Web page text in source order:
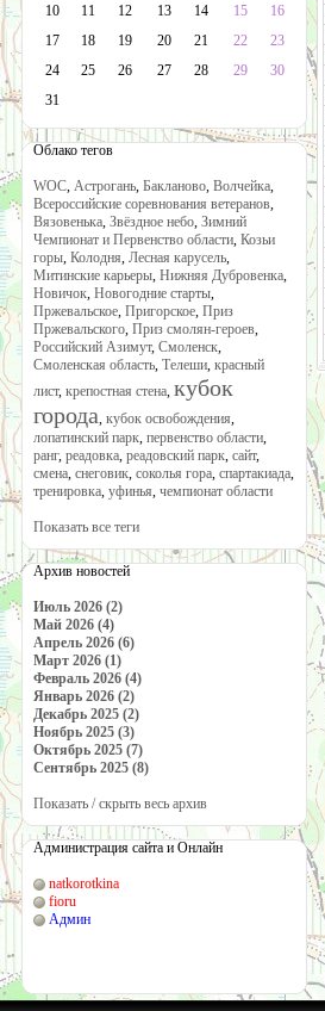
10
11 12 13 14 15
16
17
18 19 20 21 22
23
24
25 26 27 28 29
30
31
Облако тегов
WOC, Астрогань, Бакланово, Волчейка,
Всероссийские соревнования ветеранов,
Вязовенька, Звёздное небо, Зимний
Чемпионат и Первенство области, Козьи
горы, Колодня, Лесная карусель,
Митинские карьеры, Нижняя Дубровенка,
Новичок, Новогодние старты,
Пржевальское, Пригорское, Приз
Пржевальского, Приз смолян-героев,
Российский Азимут, Смоленск,
Смоленская область, Телеши, красный
лист, крепостная стена, кубок
города, кубок освобождения,
лопатинский парк, первенство области,
ранг, реадовка, реадовский парк, сайт,
смена, снеговик, соколья гора, спартакиада,
тренировка, уфинья, чемпионат области
Показать все теги
Архив новостей
Июль 2026 (2)
Май 2026 (4)
Апрель 2026 (6)
Март 2026 (1)
Февраль 2026 (4)
Январь 2026 (2)
Декабрь 2025 (2)
Ноябрь 2025 (3)
Октябрь 2025 (7)
Сентябрь 2025 (8)
Показать / скрыть весь архив
Администрация сайта и Онлайн
natkorotkina
fioru
Админ